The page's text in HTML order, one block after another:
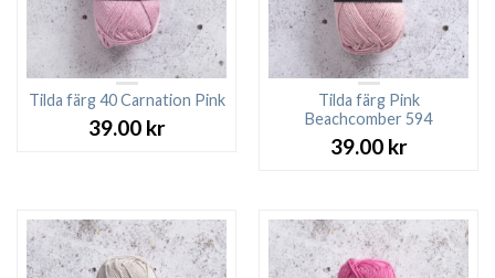
Tilda färg 40 Carnation Pink
39.00 kr
Tilda färg Pink
Beachcomber 594
39.00 kr